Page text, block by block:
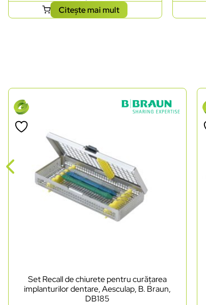
Citește mai mult
Set Recall de chiurete pentru curățarea
implanturilor dentare, Aesculap, B. Braun,
DB185